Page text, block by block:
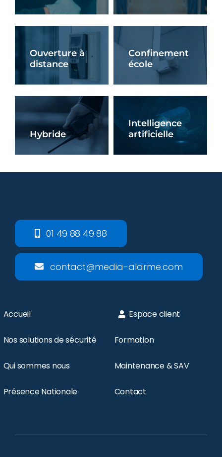
Ouverture à
distance
Confinement
école
Hybride
Intelligence
artificielle
01 49 88 49 88
contact@media-alarme.com
Accueil
Nos solutions de sécurité
Qui sommes nous
Présence Nationale
Espace client
Formation
Maintenance & SAV
Contact